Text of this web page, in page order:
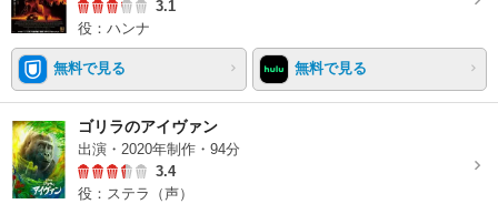
3.1
役：ハンナ
無料で見る 無料で見る
ゴリラのアイヴァン
出演・2020年制作・94分
3.4
役：ステラ（声）